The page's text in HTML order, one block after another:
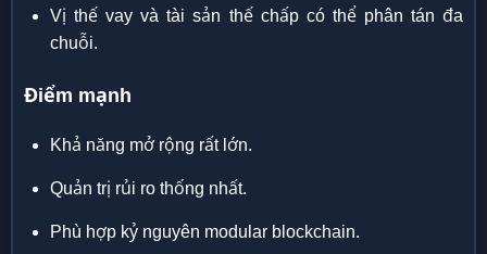
Vị thế vay và tài sản thế chấp có thể phân tán đa
chuỗi.
Điểm mạnh
Khả năng mở rộng rất lớn.
Quản trị rủi ro thống nhất.
Phù hợp kỷ nguyên modular blockchain.